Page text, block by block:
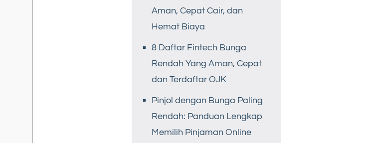
Aman, Cepat Cair, dan
Hemat Biaya
8 Daftar Fintech Bunga
Rendah Yang Aman, Cepat
dan Terdaftar OJK
Pinjol dengan Bunga Paling
Rendah: Panduan Lengkap
Memilih Pinjaman Online